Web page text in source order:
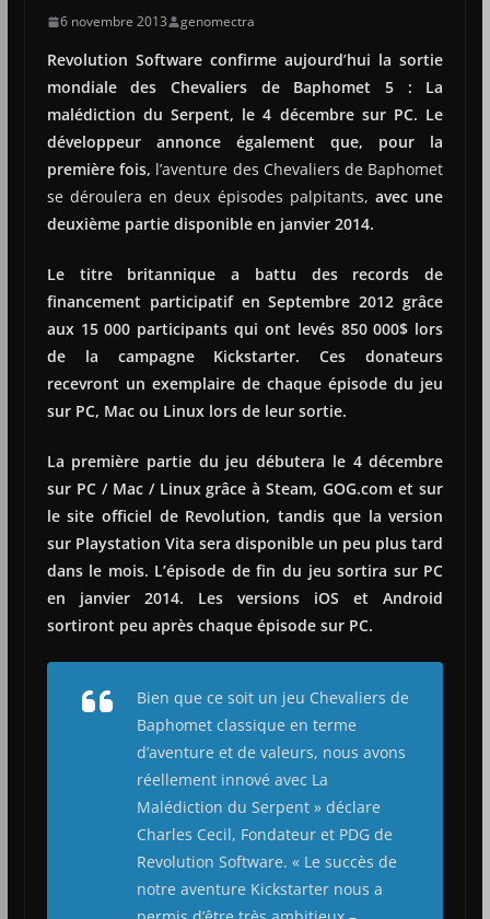
6 novembre 2013 genomectra
Revolution Software confirme aujourd’hui la sortie
mondiale des Chevaliers de Baphomet 5 : La
malédiction du Serpent, le 4 décembre sur PC. Le
développeur annonce également que, pour la
première fois, l’aventure des Chevaliers de Baphomet
se déroulera en deux épisodes palpitants, avec une
deuxième partie disponible en janvier 2014.
Le titre britannique a battu des records de
financement participatif en Septembre 2012 grâce
aux 15 000 participants qui ont levés 850 000$ lors
de la campagne Kickstarter. Ces donateurs
recevront un exemplaire de chaque épisode du jeu
sur PC, Mac ou Linux lors de leur sortie.
La première partie du jeu débutera le 4 décembre
sur PC / Mac / Linux grâce à Steam, GOG.com et sur
le site officiel de Revolution, tandis que la version
sur Playstation Vita sera disponible un peu plus tard
dans le mois. L’épisode de fin du jeu sortira sur PC
en janvier 2014. Les versions iOS et Android
sortiront peu après chaque épisode sur PC.
Bien que ce soit un jeu Chevaliers de
Baphomet classique en terme
d’aventure et de valeurs, nous avons
réellement innové avec La
Malédiction du Serpent » déclare
Charles Cecil, Fondateur et PDG de
Revolution Software. « Le succès de
notre aventure Kickstarter nous a